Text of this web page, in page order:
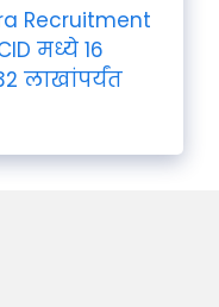
Recruitment
मध्ये 16
लाखांपर्यंत